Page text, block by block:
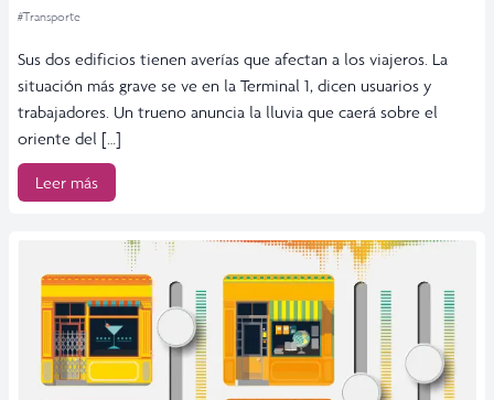
#Transporte
Sus dos edificios tienen averías que afectan a los viajeros. La
situación más grave se ve en la Terminal 1, dicen usuarios y
trabajadores. Un trueno anuncia la lluvia que caerá sobre el
oriente del […]
Leer más